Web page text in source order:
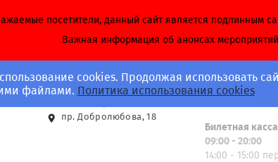
cookies. Продолжая использовать
файлами. Политика использования cookies
посетители, данный сайт является подлинным
Важная информация об анонсах
Адрес
пр. Добролюбова, 18
Call-центр
8 (812) 703-40-
Билетная касса
09:00 - 20:00
14:00 - 15:00